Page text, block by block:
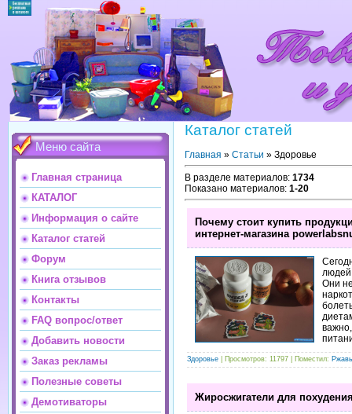
Меню сайта
Главная страница
КАТАЛОГ
Информация о сайте
Каталог статей
Форум
Книга отзывов
Контакты
FAQ вопрос/ответ
Добавить новости
Заказ рекламы
Полезные советы
Демотиваторы
Каталог статей
Главная » Статьи » Здоровье
В разделе материалов: 1734
Показано материалов: 1-20
Почему стоит купить
интернет-магазина
людей
Они
Здоровье | Просмотров: 11797 | Поместил:
Жиросжигатели для